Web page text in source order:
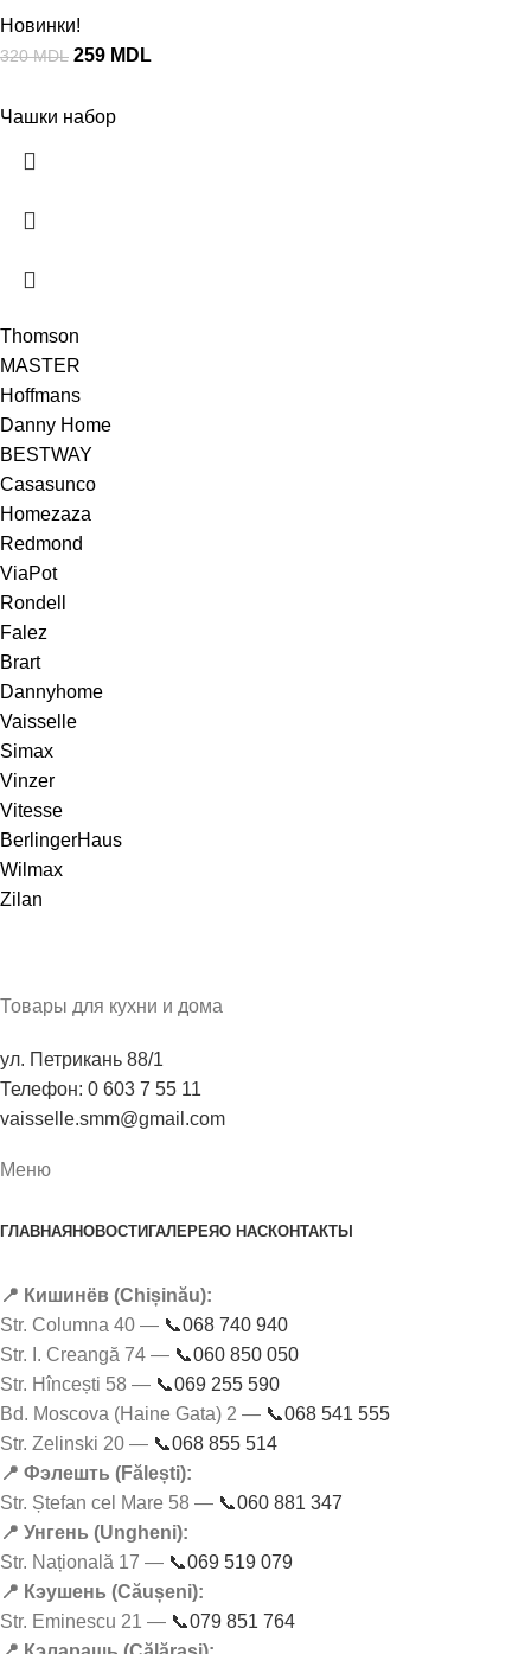
Новинки!
320MDL 259 MDL
Чашки набор
Thomson
MASTER
Hoffmans
Danny Home
BESTWAY
Casasunco
Homezaza
Redmond
ViaPot
Rondell
Falez
Brart
Dannyhome
Vaisselle
Simax
Vinzer
Vitesse
BerlingerHaus
Wilmax
Zilan
Товары для кухни и дома
ул. Петрикань 88/1
Телефон: 0 603 7 55 11
vaisselle.smm@gmail.com
Меню
ГЛАВНАЯ НОВОСТИ ГАЛЕРЕЯО НАСКОНТАКТЫ
📍 Кишинёв (Chișinău):
Str. Columna 40 — 📞068 740 940
Str. I. Creangă 74 — 📞060 850 050
Str. Hîncești 58 — 📞069 255 590
Bd. Moscova (Haine Gata) 2 — 📞068 541 555
Str. Zelinski 20 — 📞068 855 514
📍 Фэлешть (Fălești):
Str. Ștefan cel Mare 58 — 📞060 881 347
📍 Унгень (Ungheni):
Str. Națională 17 — 📞069 519 079
📍 Кэушень (Căușeni):
Str. Eminescu 21 — 📞079 851 764